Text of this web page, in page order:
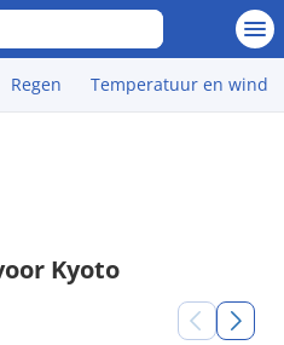
Regen Temperatuur en wind
Kyoto